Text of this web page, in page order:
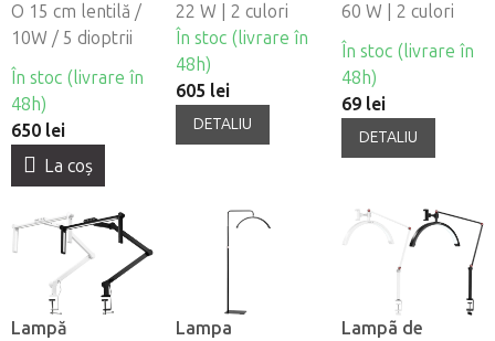
lupa BeautyOne
ML6 LED Black
cu suport
O 15 cm lentilă /
10W / 5 dioptrii
În stoc (livrare în
48h)
650 lei
La coş
BeautyOne Yoga
22 W | 2 culori
În stoc (livrare în
48h)
605 lei
DETALIU
314
60 W | 2 culori
În stoc (livrare în
48h)
69 lei
DETALIU
Lampă
Lampa
Lampã de